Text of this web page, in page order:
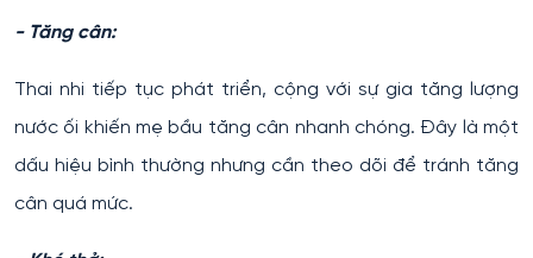
- Tăng cân:
Thai nhi tiếp tục phát triển, cộng với sự gia tăng lượng
nước ối khiến mẹ bầu tăng cân nhanh chóng. Đây là một
dấu hiệu bình thường nhưng cần theo dõi để tránh tăng
cân quá mức.